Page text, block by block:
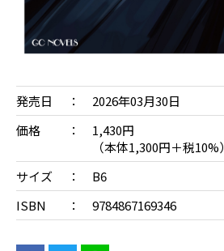
発売日
2026年03月30日
価格
1,430円
（本体1,300円＋税10%）
サイズ
B6
ISBN
9784867169346